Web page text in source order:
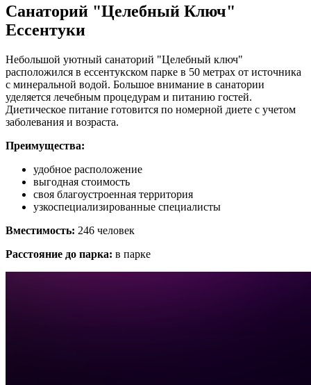
Санаторий "Целебный Ключ"
Ессентуки
Небольшой уютный санаторий "Целебный ключ"
расположился в ессентукском парке в 50 метрах от источника
с минеральной водой. Большое внимание в санатории
уделяется лечебным процедурам и питанию гостей.
Диетическое питание готовится по номерной диете с учетом
заболевания и возраста.
Преимущества:
удобное расположение
выгодная стоимость
своя благоустроенная территория
узкоспециализированные специалисты
Вместимость: 246 человек
Расстояние до парка: в парке